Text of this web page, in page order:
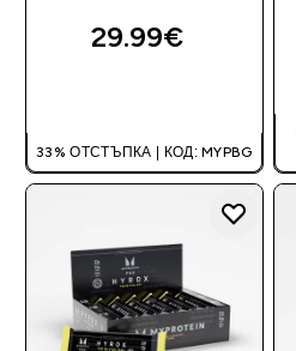
29.99€‎
33% ОТСТЪПКА | КОД: MYPBG